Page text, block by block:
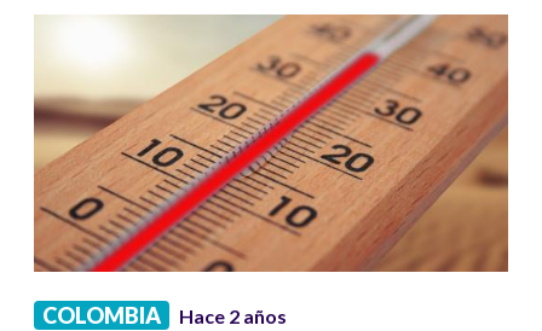
COLOMBIA Hace 2 años